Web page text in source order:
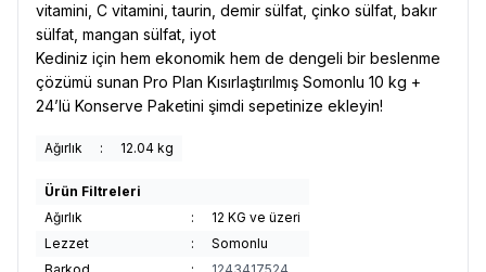
vitamini, C vitamini, taurin, demir sülfat, çinko sülfat, bakır
sülfat, mangan sülfat, iyot
Kediniz için hem ekonomik hem de dengeli bir beslenme
çözümü sunan Pro Plan Kısırlaştırılmış Somonlu 10 kg +
24’lü Konserve Paketini şimdi sepetinize ekleyin!
Ağırlık : 12.04 kg
Ürün Filtreleri
Ağırlık
:
12 KG ve üzeri
Lezzet
:
Somonlu